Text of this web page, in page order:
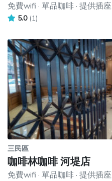
免費wifi · 單品咖啡 · 提供插座
5.0 (1)
三民區
咖啡林咖啡 河堤店
免費wifi · 單品咖啡 · 提供插座